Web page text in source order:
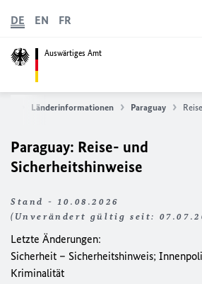
Auswärtiges Amt
DE EN FR
Länderinformationen Paraguay
Paraguay: Reise- und
Sicherheitshinweise
Stand - 10.08.2026
(Unverändert gültig seit:
Letzte Änderungen:
Sicherheit – Sicherheitshinweis;
Kriminalität